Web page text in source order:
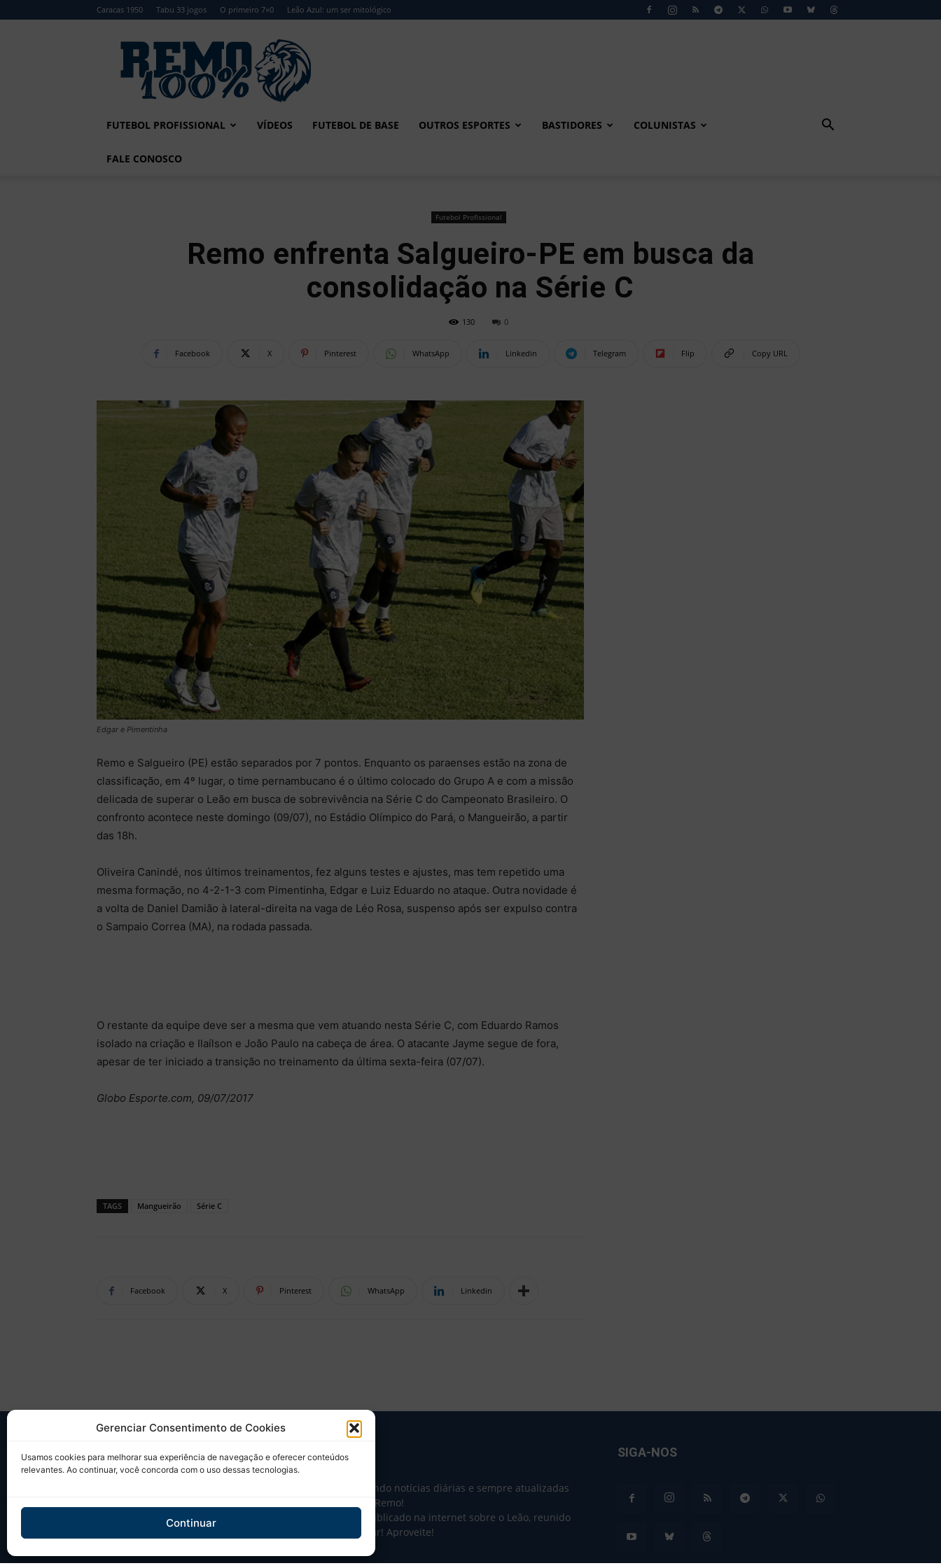
Gerenciar Consentimento de Cookies
Usamos cookies para melhorar sua experiência de navegação e oferecer conteúdos
relevantes. Ao continuar, você concorda com o uso dessas tecnologias.
Continuar
Caracas 1950 Tabu 33 jogos O primeiro 7×0 Leão Azul: um ser mitológico
Remo
FUTEBOL PROFISSIONAL VÍDEOS FUTEBOL DE BASE OUTROS ESPORTES BASTIDORES COLUNISTAS
FALE CONOSCO
Futebol Profissional
Remo enfrenta Salgueiro-PE em busca da
consolidação na Série C
130 0
Facebook X Pinterest WhatsApp Linkedin Telegram Flip Copy URL
Edgar e Pimentinha
Remo e Salgueiro (PE) estão separados por 7 pontos. Enquanto os paraenses estão na zona de
classificação, em 4º lugar, o time pernambucano é o último colocado do Grupo A e com a missão
delicada de superar o Leão em busca de sobrevivência na Série C do Campeonato Brasileiro. O
confronto acontece neste domingo (09/07), no Estádio Olímpico do Pará, o Mangueirão, a partir
das 18h.
Oliveira Canindé, nos últimos treinamentos, fez alguns testes e ajustes, mas tem repetido uma
mesma formação, no 4-2-1-3 com Pimentinha, Edgar e Luiz Eduardo no ataque. Outra novidade é
a volta de Daniel Damião à lateral-direita na vaga de Léo Rosa, suspenso após ser expulso contra
o Sampaio Correa (MA), na rodada passada.
O restante da equipe deve ser a mesma que vem atuando nesta Série C, com Eduardo Ramos
isolado na criação e Ilaílson e João Paulo na cabeça de área. O atacante Jayme segue de fora,
apesar de ter iniciado a transição no treinamento da última sexta-feira (07/07).
Globo Esporte.com, 09/07/2017
TAGS Mangueirão Série C
Facebook X Pinterest WhatsApp Linkedin
SOBRE NÓS
Desde 2004 trazendo notícias diárias e sempre atualizadas
sobre o Clube do Remo!
Tudo o que sai publicado na internet sobre o Leão, reunido
em um único lugar! Aproveite!
SIGA-NOS